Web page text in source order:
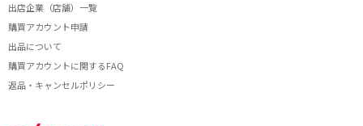
出店企業（店舗）一覧
購買アカウント申請
出品について
購買アカウントに関するFAQ
返品・キャンセルポリシー